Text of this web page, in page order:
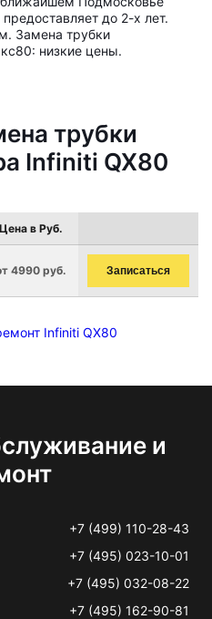
до 2-х лет.
Замена трубки
низкие цены.
трубки
Infiniti QX80
Цена в Руб.
4990 руб. Записаться
Infiniti QX80
и
+7 (499) 110-28-43
+7 (495) 023-10-01
+7 (495) 032-08-22
+7 (495) 162-90-81